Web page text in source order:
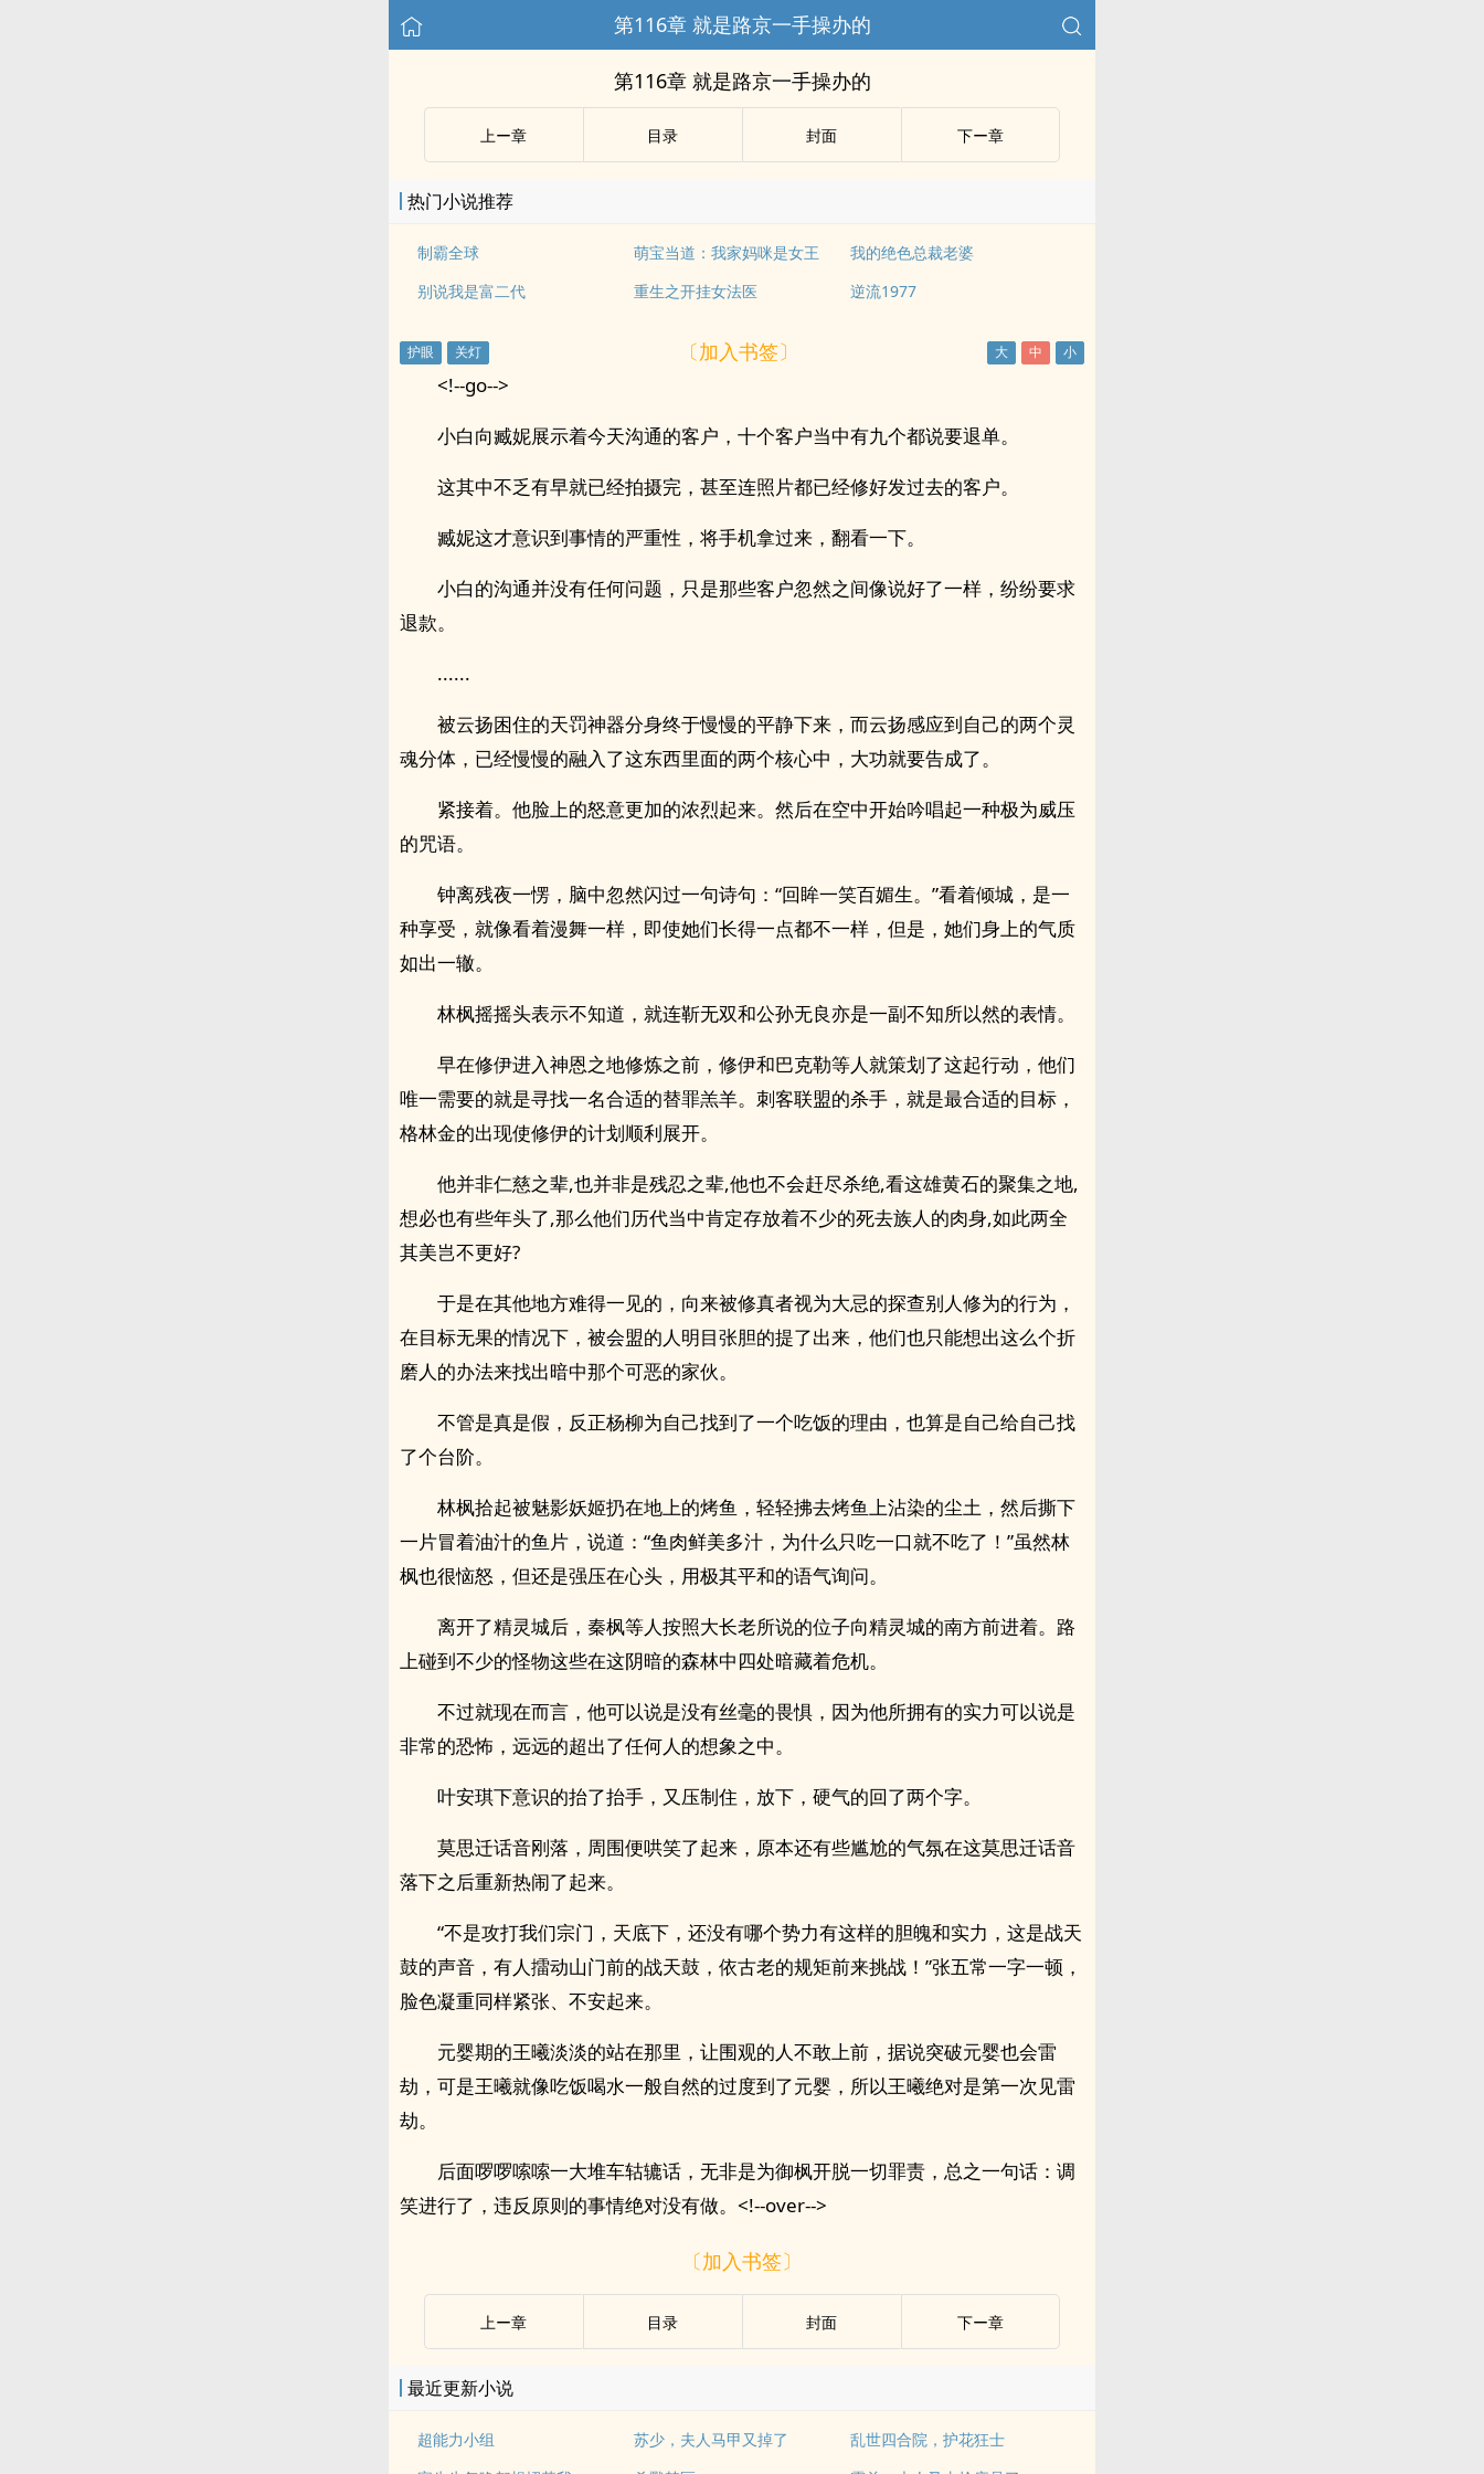
第116章 就是路京一手操办的
第116章 就是路京一手操办的
上ー章 目录 封面 下ー章
热门小说推荐
制霸全球 萌宝当道：我家妈咪是女王
我的绝色总裁老婆
别说我是富二代
重生之开挂女法医 逆流1977
〔加入书签〕
<!--go-->
小白向臧妮展示着今天沟通的客户，十个客户当中有九个都说要退单。
这其中不乏有早就已经拍摄完，甚至连照片都已经修好发过去的客户。
臧妮这才意识到事情的严重性，将手机拿过来，翻看一下。
小白的沟通并没有任何问题，只是那些客户忽然之间像说好了一样，纷纷要求
退款。
......
被云扬困住的天罚神器分身终于慢慢的平静下来，而云扬感应到自己的两个灵
魂分体，已经慢慢的融入了这东西里面的两个核心中，大功就要告成了。
紧接着。他脸上的怒意更加的浓烈起来。然后在空中开始吟唱起一种极为威压
的咒语。
钟离残夜一愣，脑中忽然闪过一句诗句：“回眸一笑百媚生。”看着倾城，是一
种享受，就像看着漫舞一样，即使她们长得一点都不一样，但是，她们身上的气质
如出一辙。
林枫摇摇头表示不知道，就连靳无双和公孙无良亦是一副不知所以然的表情。
早在修伊进入神恩之地修炼之前，修伊和巴克勒等人就策划了这起行动，他们
唯一需要的就是寻找一名合适的替罪羔羊。刺客联盟的杀手，就是最合适的目标，
格林金的出现使修伊的计划顺利展开。
他并非仁慈之辈,也并非是残忍之辈,他也不会赶尽杀绝,看这雄黄石的聚集之地,
想必也有些年头了,那么他们历代当中肯定存放着不少的死去族人的肉身,如此两全
其美岂不更好?
于是在其他地方难得一见的，向来被修真者视为大忌的探查别人修为的行为，
在目标无果的情况下，被会盟的人明目张胆的提了出来，他们也只能想出这么个折
磨人的办法来找出暗中那个可恶的家伙。
不管是真是假，反正杨柳为自己找到了一个吃饭的理由，也算是自己给自己找
了个台阶。
林枫拾起被魅影妖姬扔在地上的烤鱼，轻轻拂去烤鱼上沾染的尘土，然后撕下
一片冒着油汁的鱼片，说道：“鱼肉鲜美多汁，为什么只吃一口就不吃了！”虽然林
枫也很恼怒，但还是强压在心头，用极其平和的语气询问。
离开了精灵城后，秦枫等人按照大长老所说的位子向精灵城的南方前进着。路
上碰到不少的怪物这些在这阴暗的森林中四处暗藏着危机。
不过就现在而言，他可以说是没有丝毫的畏惧，因为他所拥有的实力可以说是
非常的恐怖，远远的超出了任何人的想象之中。
叶安琪下意识的抬了抬手，又压制住，放下，硬气的回了两个字。
莫思迁话音刚落，周围便哄笑了起来，原本还有些尴尬的气氛在这莫思迁话音
落下之后重新热闹了起来。
“不是攻打我们宗门，天底下，还没有哪个势力有这样的胆魄和实力，这是战天
鼓的声音，有人擂动山门前的战天鼓，依古老的规矩前来挑战！”张五常一字一顿，
脸色凝重同样紧张、不安起来。
元婴期的王曦淡淡的站在那里，让围观的人不敢上前，据说突破元婴也会雷
劫，可是王曦就像吃饭喝水一般自然的过度到了元婴，所以王曦绝对是第一次见雷
劫。
后面啰啰嗦嗦一大堆车轱辘话，无非是为御枫开脱一切罪责，总之一句话：调
笑进行了，违反原则的事情绝对没有做。<!--over-->
〔加入书签〕
上ー章 目录 封面 下ー章
最近更新小说
超能力小组 苏少，夫人马甲又掉了
乱世四合院，护花狂士